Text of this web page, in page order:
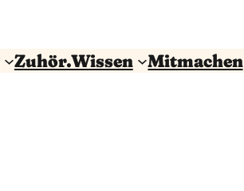
Zuhör.Wissen Mitmachen